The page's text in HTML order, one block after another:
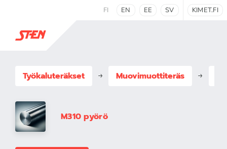
FI EN EE SV KIMET.FI
Työkaluteräkset Muovimuottiteräs
M310 pyörö